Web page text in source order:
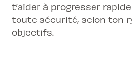
t’aider à progresser
toute sécurité, selon ton
objectifs.